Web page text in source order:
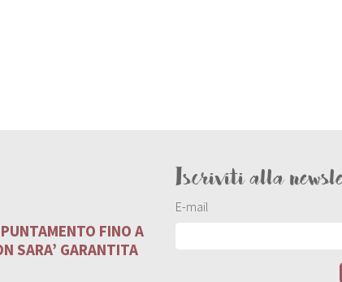
FINO A
SARA’ GARANTITA
Iscriviti alla
E-mail